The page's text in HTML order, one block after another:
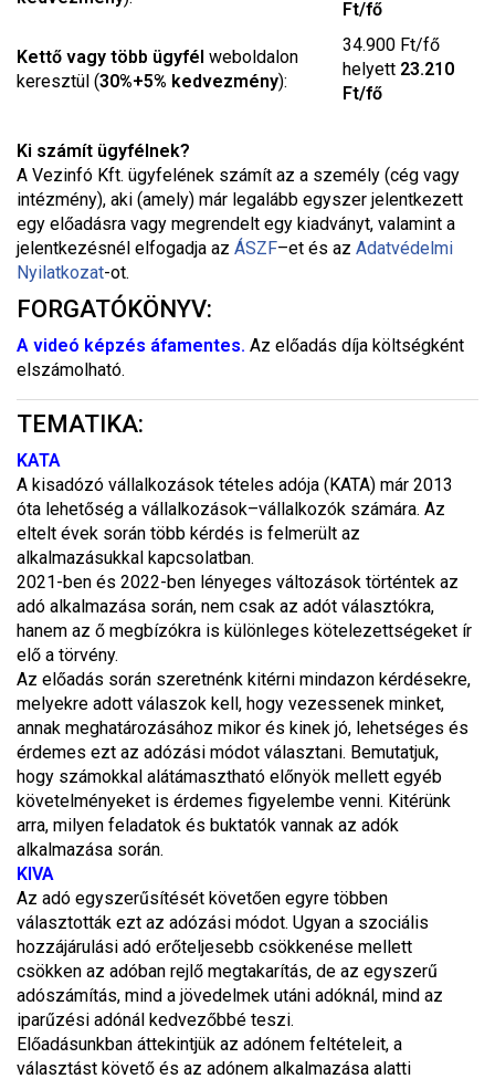
Ft/fő
Kettő vagy több ügyfél weboldalon
keresztül (30%+5% kedvezmény):
34.900 Ft/fő
helyett 23.210
Ft/fő
Ki számít ügyfélnek?
A Vezinfó Kft. ügyfelének számít az a személy (cég vagy
intézmény), aki (amely) már legalább egyszer jelentkezett
egy előadásra vagy megrendelt egy kiadványt, valamint a
jelentkezésnél elfogadja az ÁSZF–et és az Adatvédelmi
Nyilatkozat-ot.
FORGATÓKÖNYV:
A videó képzés áfamentes. Az előadás díja költségként
elszámolható.
TEMATIKA:
KATA
A kisadózó vállalkozások tételes adója (KATA) már 2013
óta lehetőség a vállalkozások–vállalkozók számára. Az
eltelt évek során több kérdés is felmerült az
alkalmazásukkal kapcsolatban.
2021-ben és 2022-ben lényeges változások történtek az
adó alkalmazása során, nem csak az adót választókra,
hanem az ő megbízókra is különleges kötelezettségeket ír
elő a törvény.
Az előadás során szeretnénk kitérni mindazon kérdésekre,
melyekre adott válaszok kell, hogy vezessenek minket,
annak meghatározásához mikor és kinek jó, lehetséges és
érdemes ezt az adózási módot választani. Bemutatjuk,
hogy számokkal alátámasztható előnyök mellett egyéb
követelményeket is érdemes figyelembe venni. Kitérünk
arra, milyen feladatok és buktatók vannak az adók
alkalmazása során.
KIVA
Az adó egyszerűsítését követően egyre többen
választották ezt az adózási módot. Ugyan a szociális
hozzájárulási adó erőteljesebb csökkenése mellett
csökken az adóban rejlő megtakarítás, de az egyszerű
adószámítás, mind a jövedelmek utáni adóknál, mind az
iparűzési adónál kedvezőbbé teszi.
Előadásunkban áttekintjük az adónem feltételeit, a
választást követő és az adónem alkalmazása alatti